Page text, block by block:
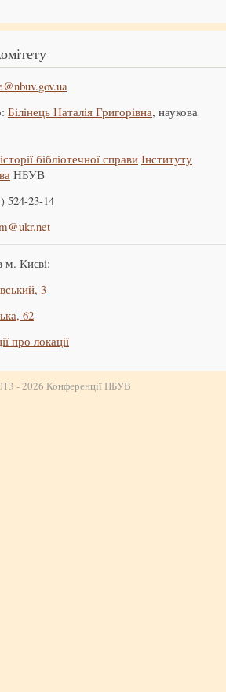
Білінець Наталія Григорівна, наукова
бібліотечної справи Інституту
НБУВ
524-23-14
м. Києві:
3
62
про локації
- 2026 Конференції НБУВ